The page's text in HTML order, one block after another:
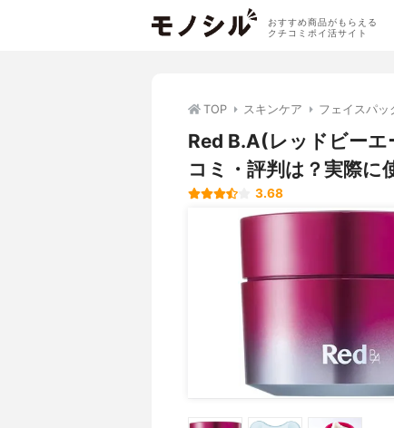
おすすめ商品がもらえる
クチコミポイ活サイト
TOP スキンケア フェイスパッ
Red B.A(レッドビー
コミ・評判は？実際に
3.68